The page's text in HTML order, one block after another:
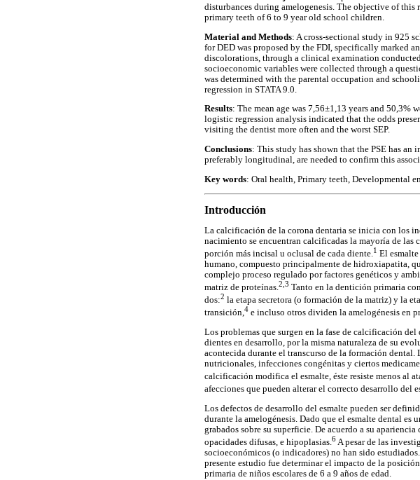
disturbances during amelogenesis. The objective of
primary teeth of 6 to 9 year old school children.
Material and Methods: A cross-sectional study in 925
for DED was proposed by the FDI, specifically marked
discolorations, through a clinical examination
socioeconomic variables were collected through a
was determined with the parental occupation and
regression in STATA 9.0.
Results: The mean age was 7,56±1,13 years and 50,3%
logistic regression analysis indicated that the odds
visiting the dentist more often and the worst SEP.
Conclusions: This study has shown that the PSE has
preferably longitudinal, are needed to confirm this
Key words: Oral health, Primary teeth, Developmental
Introducción
La calcificación de la corona dentaria se inicia con los
nacimiento se encuentran calcificadas la mayoría de las
porción más incisal u oclusal de cada diente. 1 El
humano, compuesto principalmente de hidroxiapatita,
complejo proceso regulado por factores genéticos y
matriz de proteínas.2,3 Tanto en la dentición primaria
dos:2 la etapa secretora (o formación de la matriz) y la
transición,4 e incluso otros dividen la amelogénesis en
Los problemas que surgen en la fase de calcificación
dientes en desarrollo, por la misma naturaleza de su
acontecida durante el transcurso de la formación
nutricionales, infecciones congénitas y ciertos
calcificación modifica el esmalte, éste resiste menos al
afecciones que pueden alterar el correcto desarrollo del
Los defectos de desarrollo del esmalte pueden ser
durante la amelogénesis. Dado que el esmalte dental es
grabados sobre su superficie. De acuerdo a su
opacidades difusas, e hipoplasias.6A pesar de las
socioeconómicos (o indicadores) no han sido
presente estudio fue determinar el impacto de la
primaria de niños escolares de 6 a 9 años de edad.